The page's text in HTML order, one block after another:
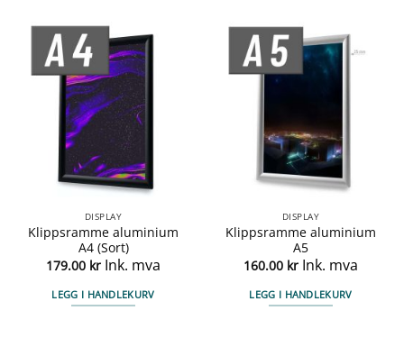
DISPLAY
Klippsramme aluminium
A4 (Sort)
179.00 kr Ink. mva
LEGG I HANDLEKURV
DISPLAY
Klippsramme aluminium
A5
160.00 kr Ink. mva
LEGG I HANDLEKURV